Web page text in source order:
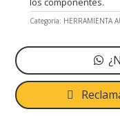
Categoría: HERRAMIENTA